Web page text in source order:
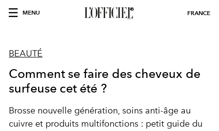
MENU FRANCE
BEAUTÉ
Comment se faire des cheveux de
surfeuse cet été ?
Brosse nouvelle génération, soins anti-âge au
cuivre et produits multifonctions : petit guide du